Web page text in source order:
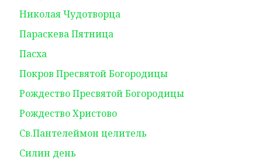
Николая Чудотворца
Параскева Пятница
Пасха
Покров Пресвятой Богородицы
Рождество Пресвятой Богородицы
Рождество Христово
Св.Пантелеймон целитель
Силин день